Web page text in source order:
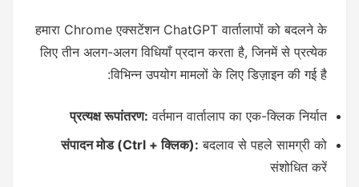
हमारा Chrome एक्सटेंशन ChatGPT वार्तालापों को बदलने के
लिए तीन अलग-अलग विधियाँ प्रदान करता है, जिनमें से प्रत्येक
विभिन्न उपयोग मामलों के लिए डिज़ाइन की गई है:
प्रत्यक्ष रूपांतरण: वर्तमान वार्तालाप का एक-क्लिक निर्यात
संपादन मोड (Ctrl + क्लिक): बदलाव से पहले सामग्री को
संशोधित करें